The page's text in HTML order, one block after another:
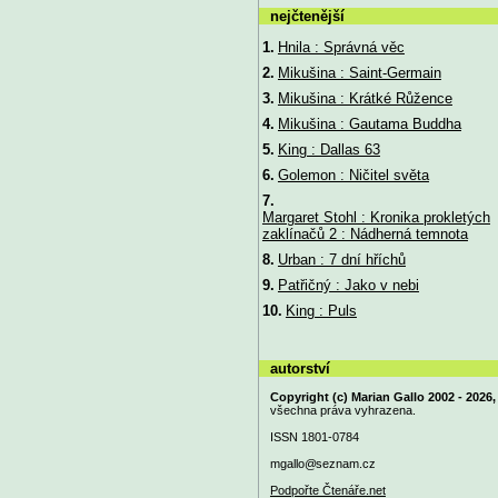
nejčtenější
1. Hnila : Správná věc
2. Mikušina : Saint-Germain
3. Mikušina : Krátké Růžence
4. Mikušina : Gautama Buddha
5. King : Dallas 63
6. Golemon : Ničitel světa
7.
Margaret Stohl : Kronika prokletých
zaklínačů 2 : Nádherná temnota
8. Urban : 7 dní hříchů
9. Patřičný : Jako v nebi
10. King : Puls
autorství
Copyright (c) Marian Gallo 2002 - 2026,
všechna práva vyhrazena.
ISSN 1801-0784
mgallo@seznam.cz
Podpořte Čtenáře.net